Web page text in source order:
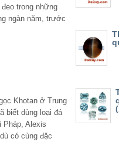
trong những
ngàn năm, trước
Khotan ở Trung
biết dùng loại đá
Pháp, Alexis
có cùng đặc